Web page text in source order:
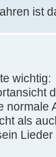
ist
wichtig:
normale
als